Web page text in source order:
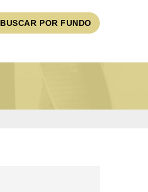
BUSCAR POR FUNDO